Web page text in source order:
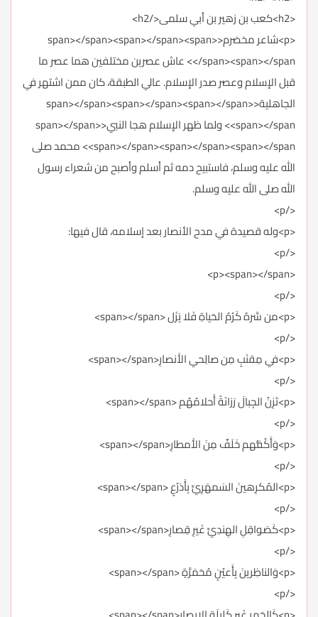
<h2>كعب بن زهير بن أبي سلمى</h2>
<p>شاعر مخضرم<span></span><span></span><span>
</span><span></span> عاش عصرين مختلفين هما عصر ما
قبل الإسلام وعصر صدر الإسلام. عالي الطبقة، كان ممن اشتهر في
الجاهلية<span></span><span></span><span></span>
<span></span> ولما ظهر الإسلام هجا النبي<span></span>
<span></span><span></span><span></span> محمد صلى
الله عليه وسلم، فاستبيح دمه ثم أسلم وأصبح من شعراء رسول
الله صلى الله عليه وسلم.
</p>
<p>وله قصيدة في مدح الأنصار بعد إسلامه، قال فيها:
</p>
<p><span></span>
</p>
<p>من سَّرهُ كَرُمُ الحَياةِ فَلا يَزَل <span></span>
</p>
<p>في مِقنَبٍ مِن صالِحي الأَنصارِ<span></span>
</p>
<p>تَزِنُ الجِبالَ رَزانَةً أَحلامُهُم <span></span>
</p>
<p>وَأَكُفُّهم خَلَفٌ مِنَ الأَمطارِ<span></span>
</p>
<p>المُكرِهينَ السَمهَرِيِّ بِأَذرُعٍ <span></span>
</p>
<p>كَصَواقِلِ الهِندِيِّ غَيرِ قِصارِ<span></span>
</p>
<p>وَالناظِرينَ بِأَعيُنٍ مُحَمَرَّةٍ <span></span>
</p>